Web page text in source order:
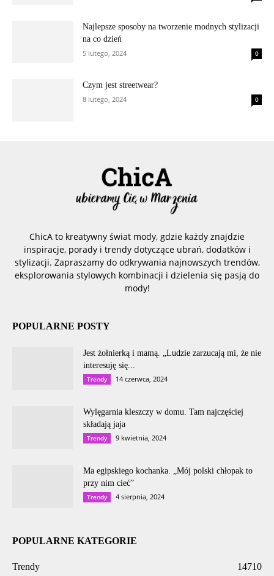
Najlepsze sposoby na tworzenie modnych stylizacji
na co dzień
5 lutego, 2024
0
Czym jest streetwear?
8 lutego, 2024
0
ChicA to kreatywny świat mody, gdzie każdy znajdzie
inspiracje, porady i trendy dotyczące ubrań, dodatków i
stylizacji. Zapraszamy do odkrywania najnowszych trendów,
eksplorowania stylowych kombinacji i dzielenia się pasją do
mody!
POPULARNE POSTY
Jest żołnierką i mamą. „Ludzie zarzucają mi, że nie
interesuję się...
Trendy 14 czerwca, 2024
Wylęgarnia kleszczy w domu. Tam najczęściej
składają jaja
Trendy 9 kwietnia, 2024
Ma egipskiego kochanka. „Mój polski chłopak to
przy nim cieć”
Trendy 4 sierpnia, 2024
POPULARNE KATEGORIE
Trendy 14710